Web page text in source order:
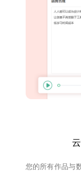
您的所有作品与